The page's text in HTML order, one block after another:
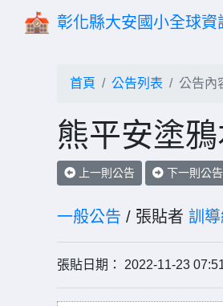
彰化縣大安國小全球資
首頁 公告列表 公告內
熊平安塗
上一則公告 下一則公告
一般公告 / 張貼者 訓
張貼日期： 2022-11-23